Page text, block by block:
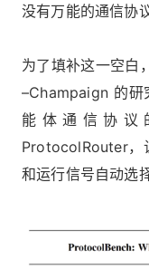
没有万能的通信协
为了填补这一空
–Champaign 的研
能体通信协议
ProtocolRouter，
和运行信号自动选